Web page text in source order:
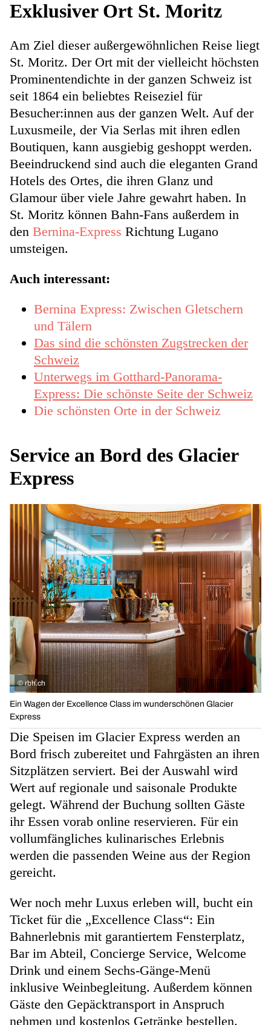
Exklusiver Ort St. Moritz
Am Ziel dieser außergewöhnlichen Reise liegt
St. Moritz. Der Ort mit der vielleicht höchsten
Prominentendichte in der ganzen Schweiz ist
seit 1864 ein beliebtes Reiseziel für
Besucher:innen aus der ganzen Welt. Auf der
Luxusmeile, der Via Serlas mit ihren edlen
Boutiquen, kann ausgiebig geshoppt werden.
Beeindruckend sind auch die eleganten Grand
Hotels des Ortes, die ihren Glanz und
Glamour über viele Jahre gewahrt haben. In
St. Moritz können Bahn-Fans außerdem in
den Bernina-Express Richtung Lugano
umsteigen.
Auch interessant:
Bernina Express: Zwischen Gletschern
und Tälern
Das sind die schönsten Zugstrecken der
Schweiz
Unterwegs im Gotthard-Panorama-
Express: Die schönste Seite der Schweiz
Die schönsten Orte in der Schweiz
Service an Bord des Glacier
Express
© rbh.ch
Ein Wagen der Excellence Class im wunderschönen Glacier
Express
Die Speisen im Glacier Express werden an
Bord frisch zubereitet und Fahrgästen an ihren
Sitzplätzen serviert. Bei der Auswahl wird
Wert auf regionale und saisonale Produkte
gelegt. Während der Buchung sollten Gäste
ihr Essen vorab online reservieren. Für ein
vollumfängliches kulinarisches Erlebnis
werden die passenden Weine aus der Region
gereicht.
Wer noch mehr Luxus erleben will, bucht ein
Ticket für die „Excellence Class“: Ein
Bahnerlebnis mit garantiertem Fensterplatz,
Bar im Abteil, Concierge Service, Welcome
Drink und einem Sechs-Gänge-Menü
inklusive Weinbegleitung. Außerdem können
Gäste den Gepäcktransport in Anspruch
nehmen und kostenlos Getränke bestellen.